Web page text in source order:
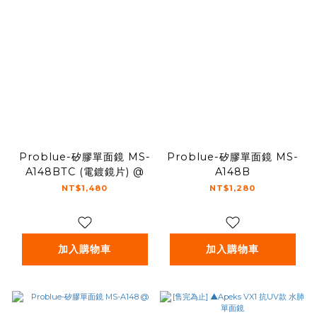
Problue-矽膠單面鏡 MS-
A148BTC (電鍍鏡片) @
NT$1,480
加入購物車
Problue-矽膠單面鏡 MS-
A148B
NT$1,280
加入購物車